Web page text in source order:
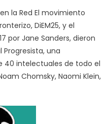
la Red El movimiento
DiEM25, y el
por Jane Sanders, dieron
una
40 intelectuales de todo el
Chomsky, Naomi Klein,